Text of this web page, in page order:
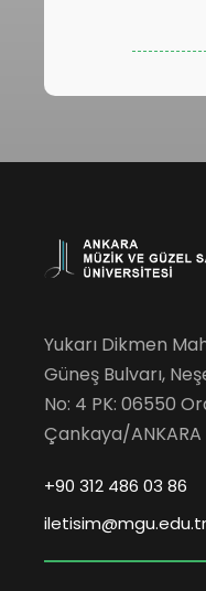
Yukarı Dikmen
Güneş Bulvarı,
No: 4 PK: 06550
Çankaya/ANKARA
+90 312 486 03 86
iletisim@mgu.edu.tr